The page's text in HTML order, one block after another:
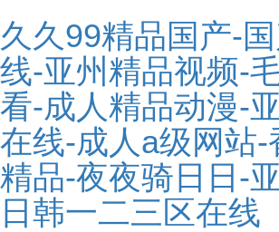
久久99精品国产-
线-亚州精品视频-
看-成人精品动漫-
在线-成人a级网站-
精品-夜夜骑日日-
日韩一二三区在线